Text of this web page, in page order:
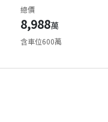
總價
8,988萬
含車位600萬